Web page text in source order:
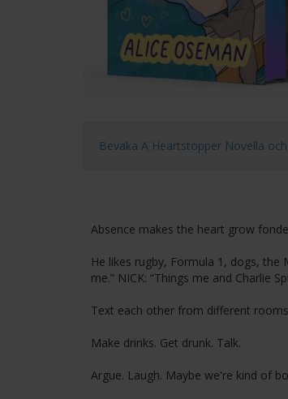
Bevaka A Heartstopper Novella
Absence makes the heart grow
He likes rugby, Formula 1, dogs,
me.” NICK: “Things me and Charlie
Text each other from different
Make drinks. Get drunk. Talk.
Argue. Laugh. Maybe we're kind of